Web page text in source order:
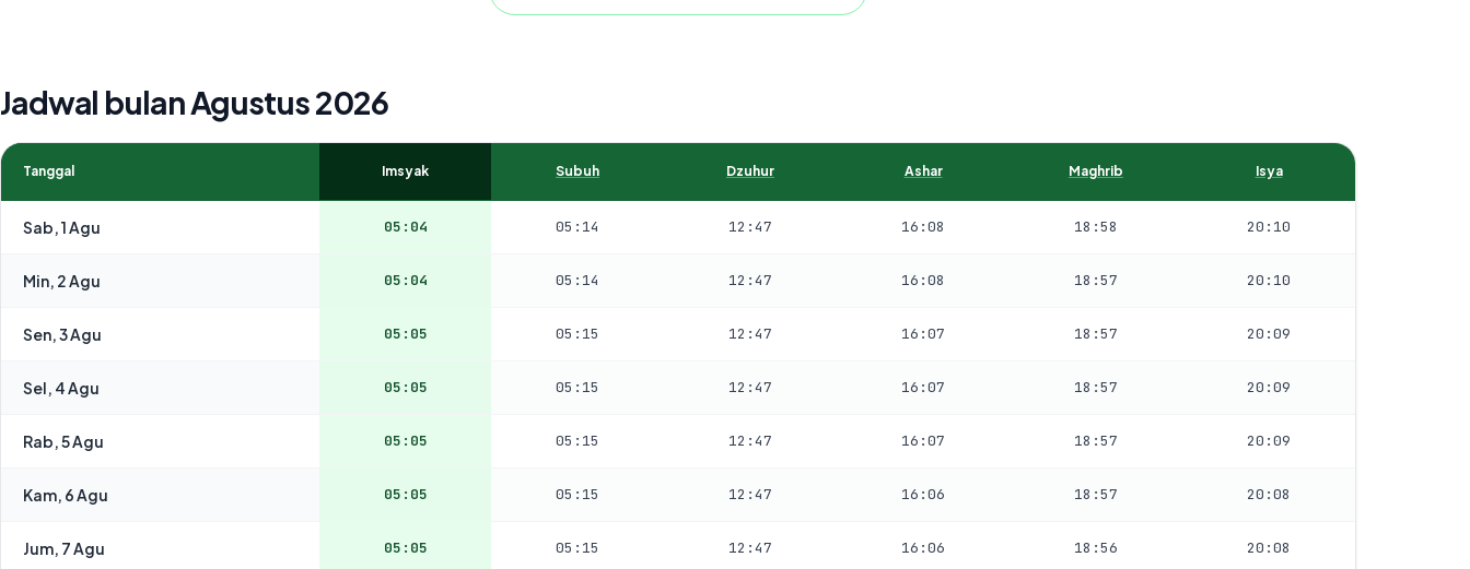
Jadwal bulan Agustus 2026
Tanggal Imsyak Subuh Dzuhur Ashar Maghrib Isya
Sab, 1 Agu 05:04 05:14 12:47 16:08 18:58 20:10
Min, 2 Agu 05:04 05:14 12:47 16:08 18:57 20:10
Sen, 3 Agu 05:05 05:15 12:47 16:07 18:57 20:09
Sel, 4 Agu 05:05 05:15 12:47 16:07 18:57 20:09
Rab, 5 Agu 05:05 05:15 12:47 16:07 18:57 20:09
Kam, 6 Agu 05:05 05:15 12:47 16:06 18:57 20:08
Jum, 7 Agu 05:05 05:15 12:47 16:06 18:56 20:08